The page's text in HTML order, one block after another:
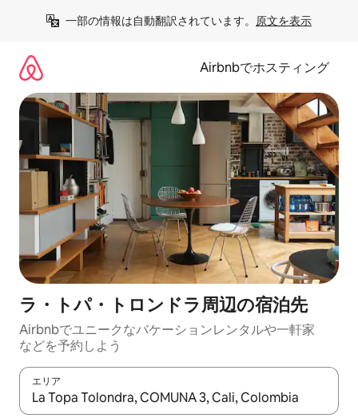
一部の情報は自動翻訳されています。 原文を表示
Airbnbでホスティング
ラ・トパ・トロンドラ⁠周⁠辺⁠の宿⁠泊⁠先
Airbnbでユニークなバ⁠ケ⁠ー⁠シ⁠ョ⁠ンレ⁠ン⁠タ⁠ルや一⁠軒⁠家
な⁠ど⁠を予⁠約⁠し⁠よ⁠う
エリア
検索結果が表示されたら、上下の矢印キーを使って移動するか